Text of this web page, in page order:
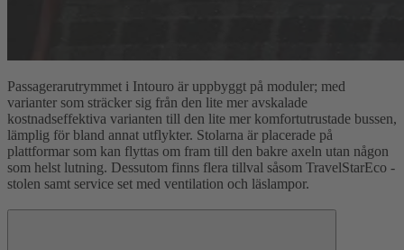
Passagerarutrymmet i Intouro är uppbyggt på moduler; med
varianter som sträcker sig från den lite mer avskalade
kostnadseffektiva varianten till den lite mer komfortutrustade bussen,
lämplig för bland annat utflykter. Stolarna är placerade på
plattformar som kan flyttas om fram till den bakre axeln utan någon
som helst lutning. Dessutom finns flera tillval såsom TravelStarEco -
stolen samt service set med ventilation och läslampor.